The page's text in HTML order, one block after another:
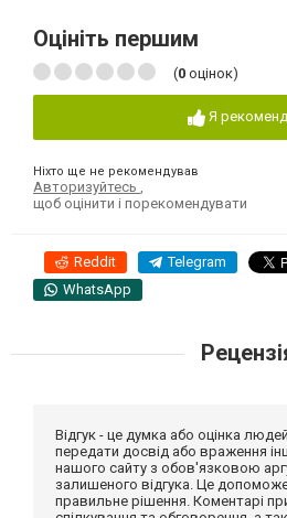
Оцініть першим
(0 оцінок)
Я
Ніхто ще не рекомендував
Авторизуйтесь
щоб оцінити і порекомендувати
Reddit Telegram
WhatsApp
Відгук - це думка або оцінка
передати досвід або враження
нашого сайту з обов'язковою
залишеного відгука. Це
правильне рішення. Коментарі